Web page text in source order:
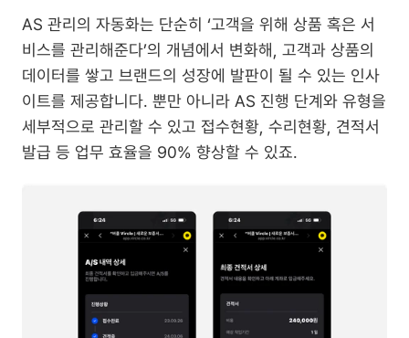
AS 관리의 자동화는 단순히 ‘고객을 위해 상품 혹은 서
비스를 관리해준다’의 개념에서 변화해, 고객과 상품의
데이터를 쌓고 브랜드의 성장에 발판이 될 수 있는 인사
이트를 제공합니다. 뿐만 아니라 AS 진행 단계와 유형을
세부적으로 관리할 수 있고 접수현황, 수리현황, 견적서
발급 등 업무 효율을 90% 향상할 수 있죠.